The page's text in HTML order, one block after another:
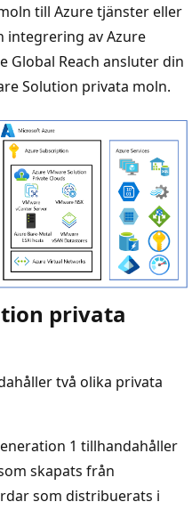
till Azure tjänster eller
integrering av Azure
Global Reach ansluter din
Solution privata moln.
privata
två olika privata
1 tillhandahåller
skapats från
som distribuerats i